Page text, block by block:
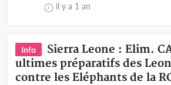
il y a 1 an
Info
Sierra Leone : Elim.
ultimes préparatifs des
contre les Eléphants de la